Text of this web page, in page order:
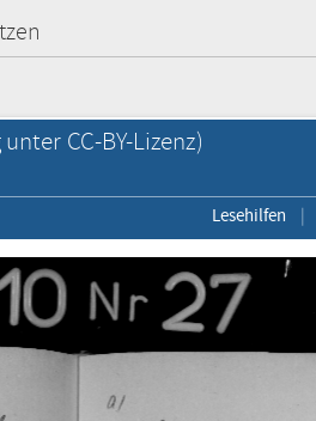
CC-BY-Lizenz)
Lesehilfen